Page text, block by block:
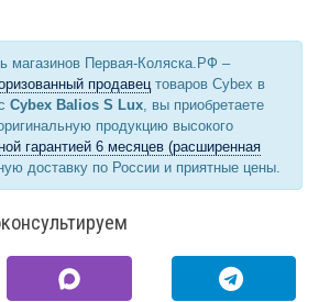
магазинов Первая-Коляска.РФ –
продавецтоваров Cybex в
Cybex Balios S Lux, вы приобретаете
продукцию высокого
гарантией 6 месяцев (расширенная
доставку по России и приятные цены.